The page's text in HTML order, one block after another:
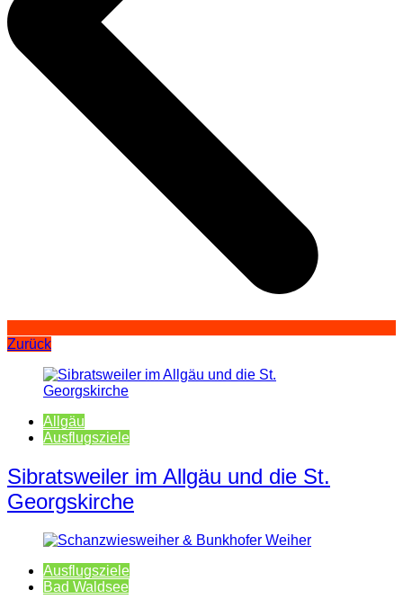
Zurück
Allgäu
Ausflugsziele
Sibratsweiler im Allgäu und die St.
Georgskirche
Ausflugsziele
Bad Waldsee